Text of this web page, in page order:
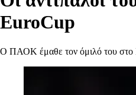
EuroCup
Ο ΠΑΟΚ έμαθε τον όμιλό του στο